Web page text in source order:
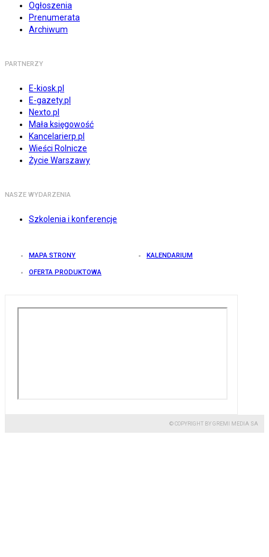
Ogłoszenia
Prenumerata
Archiwum
PARTNERZY
E-kiosk.pl
E-gazety.pl
Nexto.pl
Mała księgowość
Kancelarierp.pl
Wieści Rolnicze
Życie Warszawy
NASZE WYDARZENIA
Szkolenia i konferencje
MAPA STRONY KALENDARIUM
OFERTA PRODUKTOWA
© COPYRIGHT BY GREMI MEDIA SA